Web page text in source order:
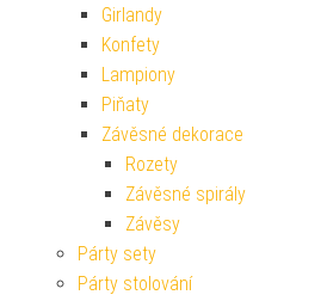
Girlandy
Konfety
Lampiony
Piňaty
Závěsné dekorace
Rozety
Závěsné spirály
Závěsy
Párty sety
Párty stolování